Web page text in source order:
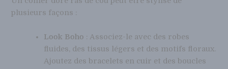
plusieurs façons :
Look Boho : Associez-le avec des robes
fluides, des tissus légers et des motifs floraux.
Ajoutez des bracelets en cuir et des boucles